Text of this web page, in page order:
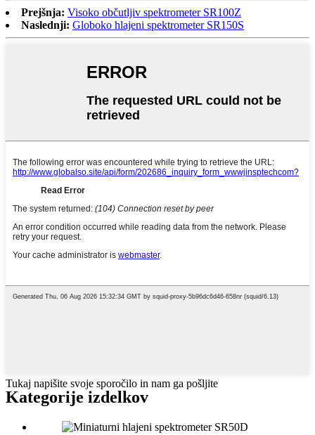
Prejšnja: Visoko občutljiv spektrometer SR100Z
Naslednji: Globoko hlajeni spektrometer SR150S
Tukaj napišite svoje sporočilo in nam ga pošljite
Kategorije izdelkov